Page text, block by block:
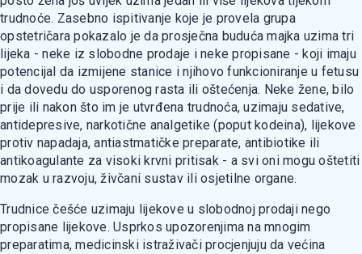
trudnoće. Zasebno ispitivanje koje je provela grupa
opstetričara pokazalo je da prosječna buduća majka uzima tri
lijeka - neke iz slobodne prodaje i neke propisane - koji imaju
potencijal da izmijene stanice i njihovo funkcioniranje u fetusu
i da dovedu do usporenog rasta ili oštećenja. Neke žene, bilo
prije ili nakon što im je utvrđena trudnoća, uzimaju sedative,
antidepresive, narkotične analgetike (poput kodeina), lijekove
protiv napadaja, antiastmatičke preparate, antibiotike ili
antikoagulante za visoki krvni pritisak - a svi oni mogu oštetiti
mozak u razvoju, živčani sustav ili osjetilne organe.
Trudnice češće uzimaju lijekove u slobodnoj prodaji nego
propisane lijekove. Usprkos upozorenjima na mnogim
preparatima, medicinski istraživači procjenjuju da većina